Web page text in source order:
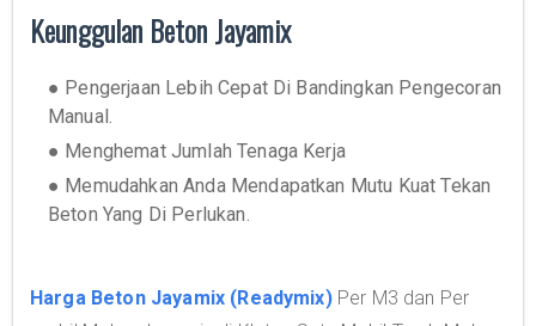
Keunggulan Beton Jayamix
● Pengerjaan Lebih Cepat Di Bandingkan Pengecoran
Manual.
● Menghemat Jumlah Tenaga Kerja
● Memudahkan Anda Mendapatkan Mutu Kuat Tekan
Beton Yang Di Perlukan.
Harga Beton Jayamix (Readymix)Per M3 dan Per